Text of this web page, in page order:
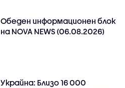
Обеден информационен блок
на NOVA NEWS (06.08.2026)
Украйна: Близо 16 000